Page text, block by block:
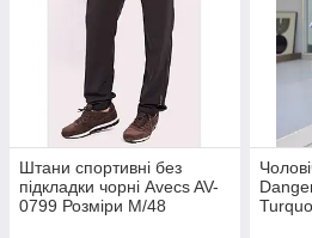
Штани спортивні без
підкладки чорні Avecs AV-
0799 Розміри M/48